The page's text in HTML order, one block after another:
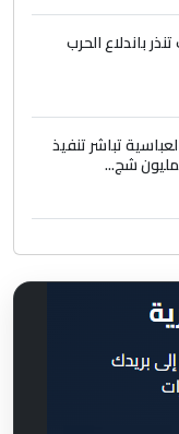
باندلاع الحرب
العباسية تباشر تنفيذ
شج...